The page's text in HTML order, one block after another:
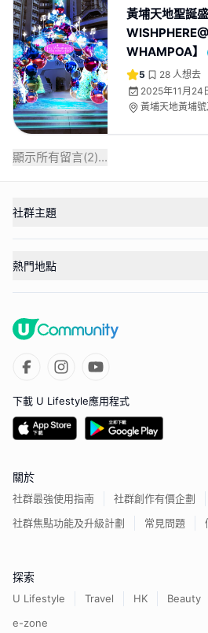
黃埔天地聖誕
WHAMPOA】
5 28 人想去
2025年11月24
黃埔天地黃埔
顯示所有留言(2)...
社群主題
熱門地點
下載 U Lifestyle應用程式
關於
社群最強使用指南
社群創作有價企劃
社群焦點功能及升級計劃
常見問題
探索
U Lifestyle Travel HK Beauty
e-zone